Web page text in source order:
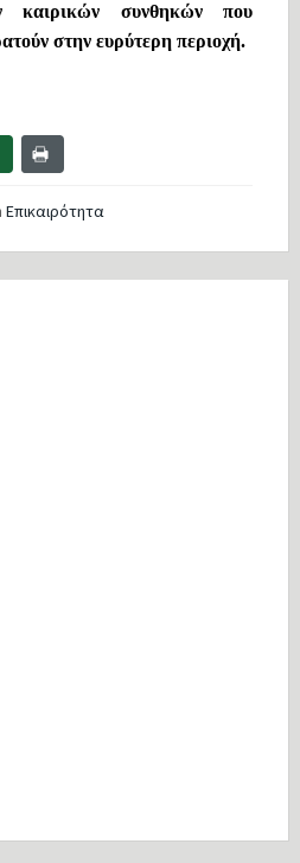
καιρικών συνθηκών που
στην ευρύτερη περιοχή.
Επικαιρότητα